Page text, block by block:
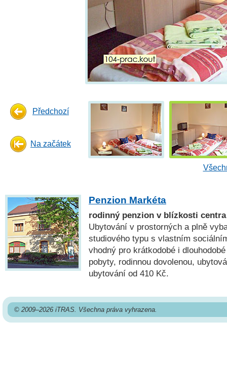
Předchozí
Na začátek
Penzion Markéta
rodinný penzion v blízkosti
Ubytování v prostorných a plně
studiového typu s vlastním
vhodný pro krátkodobé i
pobyty, rodinnou dovolenou,
ubytování od 410 Kč.
© 2009–2026 iTRAS. Všechna práva vyhrazena.